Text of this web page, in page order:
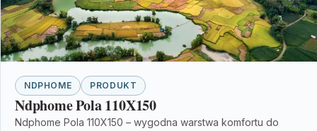
NDPHOME PRODUKT
Ndphome Pola 110X150
Ndphome Pola 110X150 – wygodna warstwa komfortu do